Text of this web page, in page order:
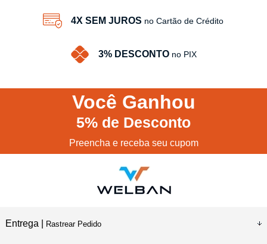
4X SEM JUROS no Cartão de Crédito
3% DESCONTO no PIX
Você Ganhou
5% de Desconto
Preencha e receba seu cupom
Entrega | Rastrear Pedido